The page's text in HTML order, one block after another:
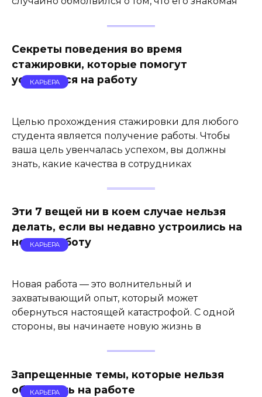
Секреты поведения во время
стажировки, которые помогут
устроиться на работу
КАРЬЕРА
Целью прохождения стажировки для любого
студента является получение работы. Чтобы
ваша цель увенчалась успехом, вы должны
знать, какие качества в сотрудниках
Эти 7 вещей ни в коем случае нельзя
делать, если вы недавно устроились на
новую работу
КАРЬЕРА
Новая работа — это волнительный и
захватывающий опыт, который может
обернуться настоящей катастрофой. С одной
стороны, вы начинаете новую жизнь в
Запрещенные темы, которые нельзя
обсуждать на работе
КАРЬЕРА